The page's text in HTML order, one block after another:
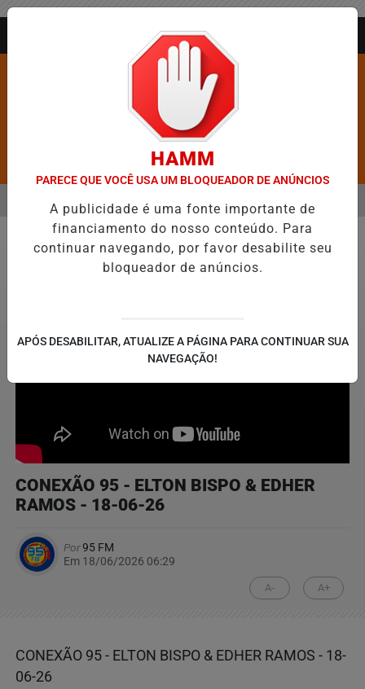
Pesquisar Notícia
DE FIGURAR ENTRE AS CINCO CIDADES MAIS VIOLENTAS DO
EM ALTA
MENU
Vídeos
CONEXÃO 95 - ELTON BISPO & EDHER
RAMOS - 18-06-26
Por95 FM
Em 18/06/2026 06:29
A- A+
CONEXÃO 95 - ELTON BISPO & EDHER RAMOS - 18-
06-26
HAMM
PARECE QUE VOCÊ USA UM BLOQUEADOR DE ANÚNCIOS
A publicidade é uma fonte importante de
financiamento do nosso conteúdo. Para
continuar navegando, por favor desabilite seu
bloqueador de anúncios.
APÓS DESABILITAR, ATUALIZE A PÁGINA PARA CONTINUAR SUA
NAVEGAÇÃO!